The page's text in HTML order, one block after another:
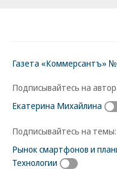
Газета «Коммерсантъ»
Подписывайтесь на
Екатерина Михайлина
Подписывайтесь на темы:
Рынок смартфонов и
Технологии